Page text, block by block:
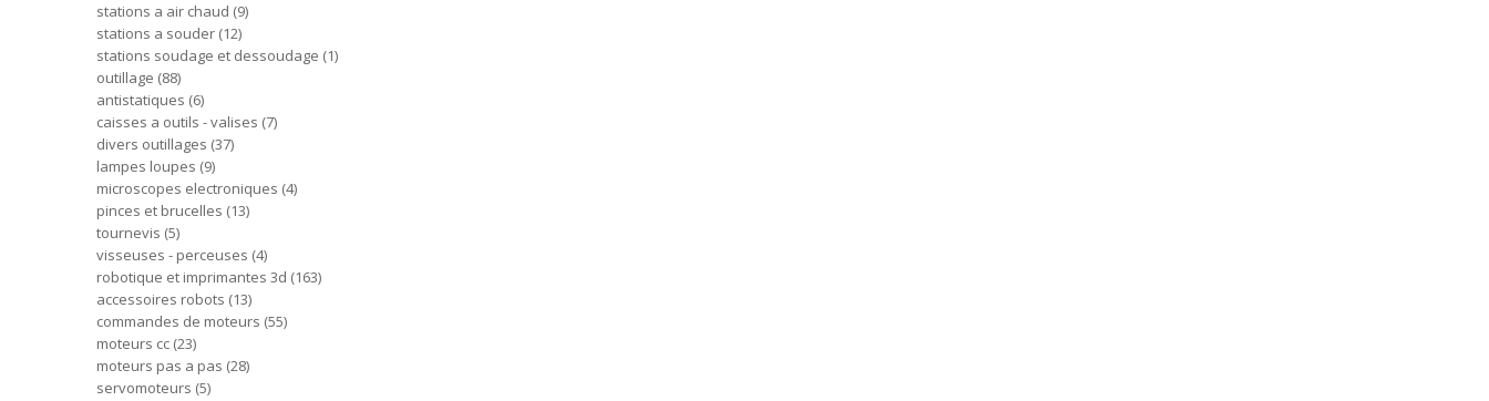
stations a air chaud 9
stations a souder 12
stations soudage et dessoudage 1
outillage 88
antistatiques 6
caisses a outils - valises 7
divers outillages 37
lampes loupes 9
microscopes electroniques 4
pinces et brucelles 13
tournevis 5
visseuses - perceuses 4
robotique et imprimantes 3d 163
accessoires robots 13
commandes de moteurs 55
moteurs cc 23
moteurs pas a pas 28
servomoteurs 5